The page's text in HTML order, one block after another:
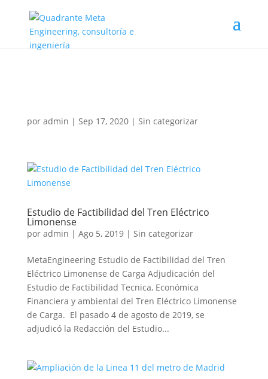
por admin | Sep 17, 2020| Sin categorizar
Estudio de Factibilidad del Tren Eléctrico
Limonense
por admin | Ago 5, 2019| Sin categorizar
MetaEngineering Estudio de Factibilidad del Tren
Eléctrico Limonense de Carga Adjudicación del
Estudio de Factibilidad Tecnica, Económica
Financiera y ambiental del Tren Eléctrico Limonense
de Carga. El pasado 4 de agosto de 2019, se
adjudicó la Redacción del Estudio...